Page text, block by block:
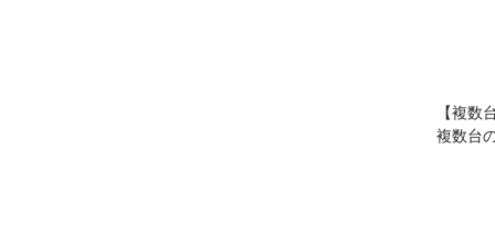
【複数
複数台